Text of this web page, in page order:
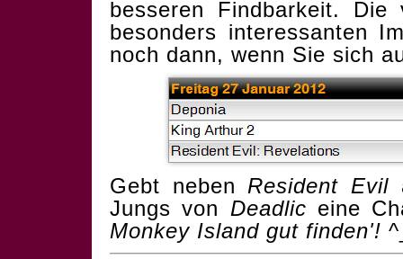
besseren Findbarkeit. Die
besonders interessanten
noch dann, wenn Sie sich
Gebt neben Resident Evil
Jungs von Deadlic eine
Monkey Island gut finden'!